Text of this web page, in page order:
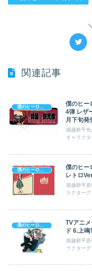
関連記事
僕のヒー
4弾 レザ
月下旬発
堀越耕平先
キャラク
僕のヒーローアカデミア
僕のヒー
レトロ
堀越耕平
ラクター
僕のヒーローアカデミア
TVアニ
ド 6.上
堀越耕平
ラクターグ